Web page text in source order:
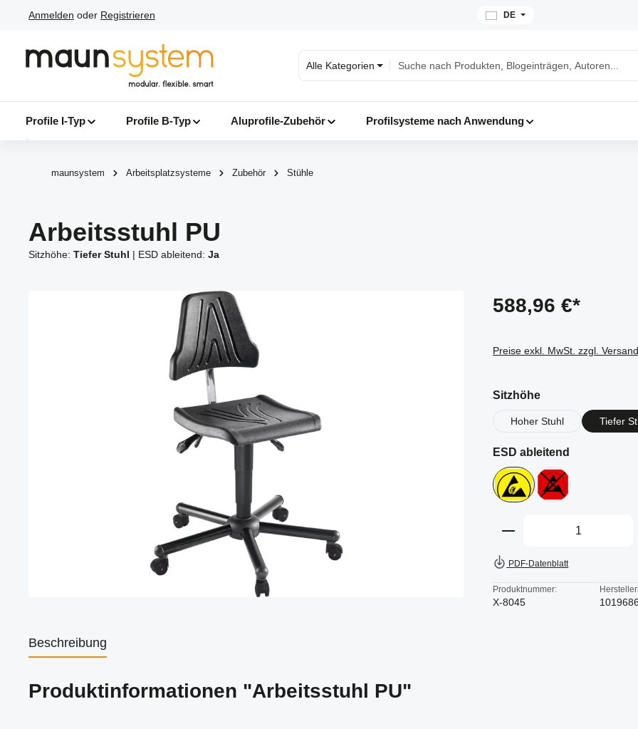
Hauptinhalt springen
Zur Suche springen
Zur Hauptnavigation springen
Anmelden oder Registrieren DE
Alle Kategorien
Profile I-Typ Profile B-Typ Aluprofile-Zubehör Profilsysteme nach Anwendung
maunsystem Arbeitsplatzsysteme Zubehör Stühle
Arbeitsstuhl PU
Sitzhöhe: Tiefer Stuhl | ESD ableitend: Ja
588,96 €*
Preise exkl. MwSt. zzgl.
Sitzhöheauswählen
Hoher Stuhl Tiefer
ESD ableitend
Ja Nein
Produkt Anzahl:
PDF-Datenblatt
Produktnummer:
X-8045
Beschreibung
Produktinformationen "Arbeitsstuhl PU"